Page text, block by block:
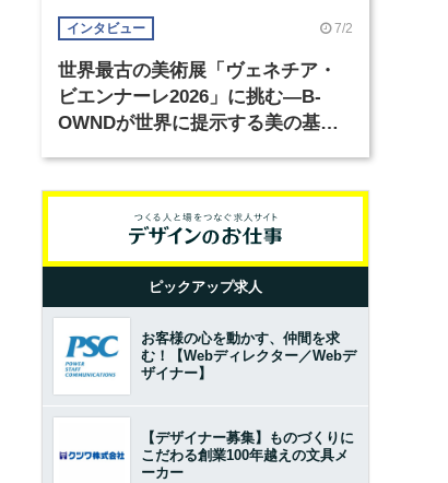
インタビュー 7/2
世界最古の美術展「ヴェネチア・
ビエンナーレ2026」に挑む―B-
OWNDが世界に提示する美の基準
ピックアップ求人
お客様の心を動かす、仲間を求
む！【Webディレクター／Webデ
ザイナー】
【デザイナー募集】ものづくりに
こだわる創業100年越えの文具メ
ーカー